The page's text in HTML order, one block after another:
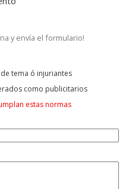
y envía el formulario!
tema ó injuriantes
como publicitarios
estas normas